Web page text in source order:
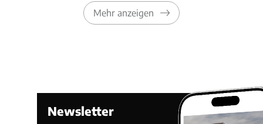
Mehr anzeigen
Newsletter